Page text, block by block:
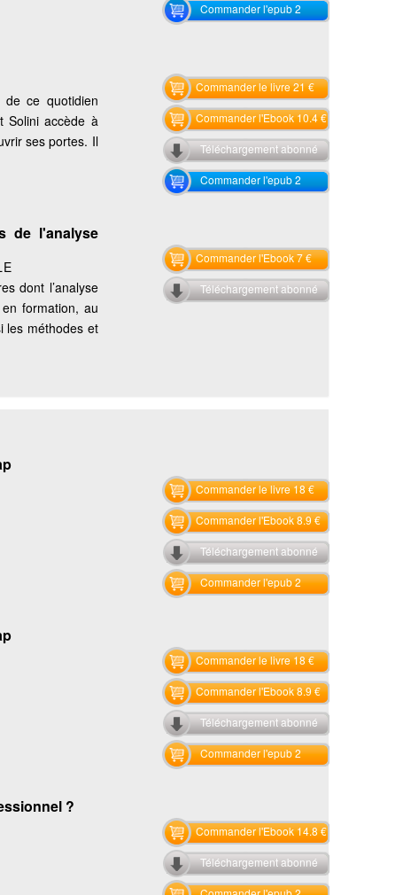
Commander l'epub 2
de ce quotidien
Solini accède à
ses portes. Il
Commander le livre 21 €
Commander l'Ebook 10.4 €
Téléchargement abonné
Commander l'epub 2
de l'analyse
dont l’analyse
formation, au
les méthodes et
Commander l'Ebook 7 €
Téléchargement abonné
Commander le livre 18 €
Commander l'Ebook 8.9 €
Téléchargement abonné
Commander l'epub 2
Commander le livre 18 €
Commander l'Ebook 8.9 €
Téléchargement abonné
Commander l'epub 2
?
Commander l'Ebook 14.8 €
Téléchargement abonné